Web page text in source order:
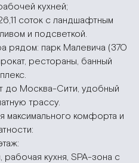
кухней;
соток с ландшафтным
и подсветкой.
рядом: парк Малевича (370
рестораны, банный
до Москва-Сити, удобный
трассу.
максимального комфорта и
рабочая кухня, SPA-зона с